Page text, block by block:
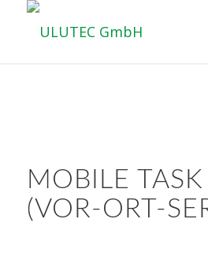
MOBILE
(VOR-ORT-